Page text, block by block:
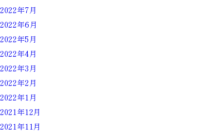
2022年7月
2022年6月
2022年5月
2022年4月
2022年3月
2022年2月
2022年1月
2021年12月
2021年11月